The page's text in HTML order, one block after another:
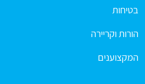
בטיחות
הורות וקריירה
המקצוענים